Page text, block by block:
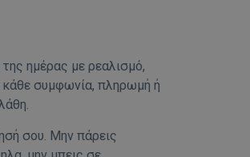
ημέρας με ρεαλισμό,
κάθε συμφωνία, πληρωμή ή
σου. Μην πάρεις
τις υπηρεσίες της.
4 εβδομάδες
2 μέρες
Αυτό το cookie χρησιμοποιείται
από την υπηρεσία Cookie-
banner cookie Cookie-Script.com